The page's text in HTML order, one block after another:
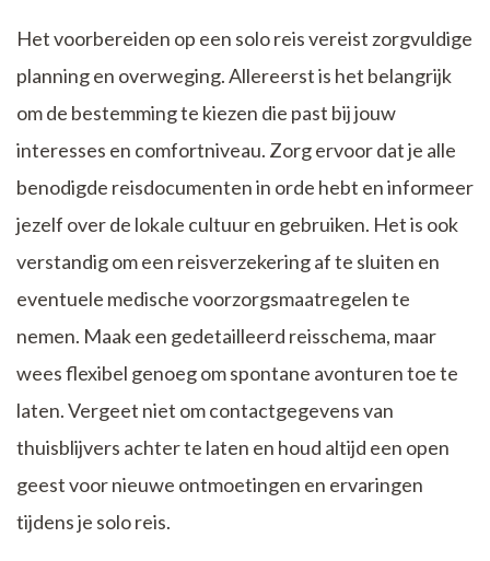
Het voorbereiden op een solo reis vereist zorgvuldige
planning en overweging. Allereerst is het belangrijk
om de bestemming te kiezen die past bij jouw
interesses en comfortniveau. Zorg ervoor dat je alle
benodigde reisdocumenten in orde hebt en informeer
jezelf over de lokale cultuur en gebruiken. Het is ook
verstandig om een reisverzekering af te sluiten en
eventuele medische voorzorgsmaatregelen te
nemen. Maak een gedetailleerd reisschema, maar
wees flexibel genoeg om spontane avonturen toe te
laten. Vergeet niet om contactgegevens van
thuisblijvers achter te laten en houd altijd een open
geest voor nieuwe ontmoetingen en ervaringen
tijdens je solo reis.